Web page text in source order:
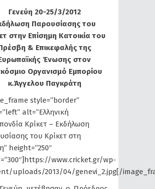
Γενεύη 20-25/3/2012
Παρουσίασης του
στην Επίσημη Κατοικία του
& Επικεφαλής της
Ένωσης στον
Οργανισμό Εμπορίου
κ.Άγγελου Παγκράτη
style=”border”
alt=”Ελληνική
Κρίκετ – Εκδήλωση
του Κρίκετ στη
height=”250″
www.cricket.gr/wp-
uploads/2013/04/genevi_2.jpg[/